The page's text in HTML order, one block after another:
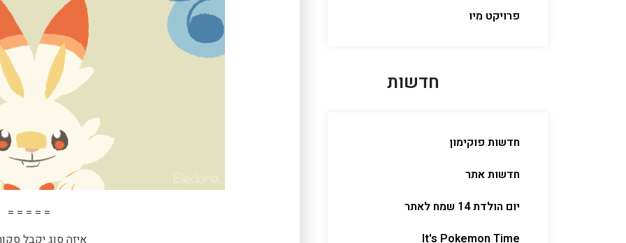
פרויקט מיו
חדשות
חדשות פוקימון
חדשות אתר
יום הולדת 14 שמח לאתר
It's Pokemon Time
= = = = =